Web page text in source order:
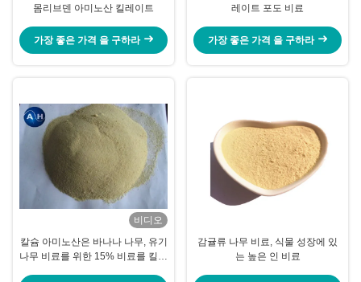
몸리브덴 아미노산 킬레이트
가장 좋은 가격 을 구하라
레이트 포도 비료
가장 좋은 가격 을 구하라
비디오
칼슘 아미노산은 바나나 나무, 유기
나무 비료를 위한 15% 비료를 킬레
감귤류 나무 비료, 식물 성장에 있
는 높은 인 비료